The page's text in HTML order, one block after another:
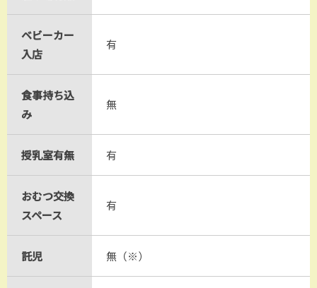
ベビーカー
入店
有
食事持ち込
み
無
授乳室有無 有
おむつ交換
スペース
有
託児 無（※）